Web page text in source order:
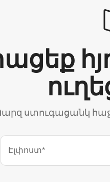
ստուգացանկ
Էլփոստ*